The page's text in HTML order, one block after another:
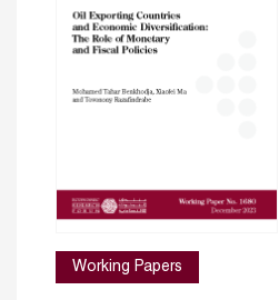
Working Papers